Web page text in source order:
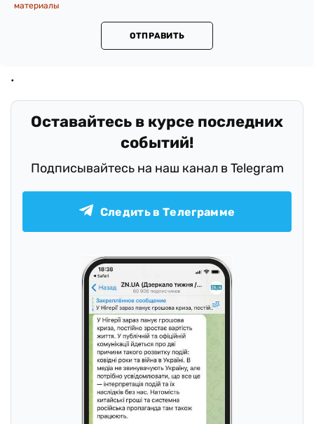
материалы
ОТПРАВИТЬ
Оставайтесь в курсе последних
событий!
Подписывайтесь на наш канал в Telegram
Следить в Телеграмме